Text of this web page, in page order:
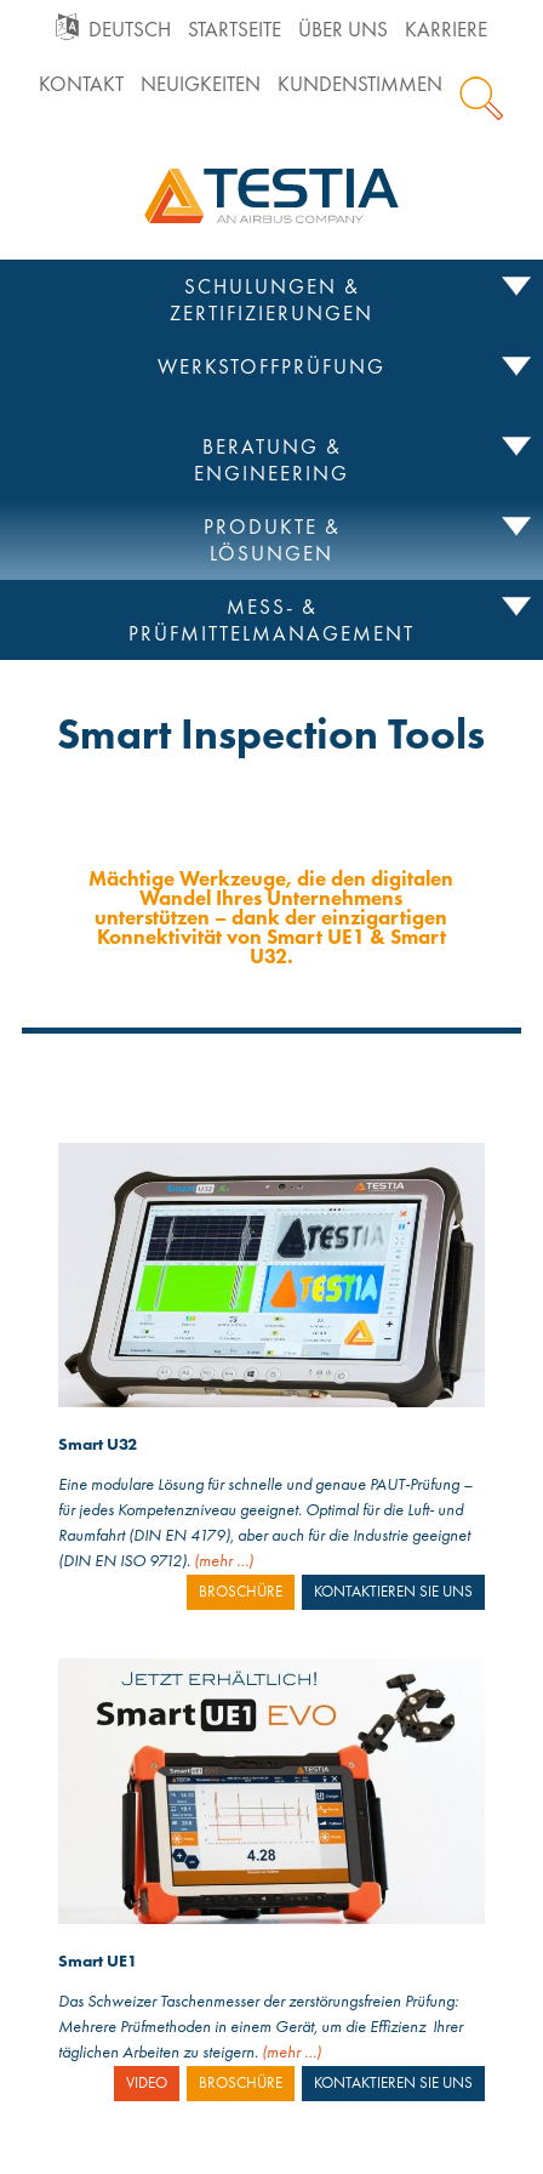
TO
DEUTSCH STARTSEITE ÜBER UNS KARRIERE
KONTAKT NEUIGKEITEN KUNDENSTIMMEN
SCHULUNGEN &
ZERTIFIZIERUNGEN
WERKSTOFFPRÜFUNG
BERATUNG &
ENGINEERING
PRODUKTE &
LÖSUNGEN
MESS- &
PRÜFMITTELMANAGEMENT
Smart Inspection Tools
Mächtige Werkzeuge, die den digitalen
Wandel Ihres Unternehmens
unterstützen – dank der einzigartigen
Konnektivität von Smart UE1 & Smart
U32.
Smart U32
Eine modulare Lösung für schnelle und genaue PAUT-Prüfung –
für jedes Kompetenzniveau geeignet. Optimal für die Luft- und
Raumfahrt (DIN EN 4179), aber auch für die Industrie geeignet
(DIN EN ISO 9712). (mehr …)
BROSCHÜRE KONTAKTIEREN SIE UNS
Smart UE1
Das Schweizer Taschenmesser der zerstörungsfreien Prüfung:
Mehrere Prüfmethoden in einem Gerät, um die Effizienz Ihrer
täglichen Arbeiten zu steigern. (mehr …)
VIDEO BROSCHÜRE KONTAKTIEREN SIE UNS